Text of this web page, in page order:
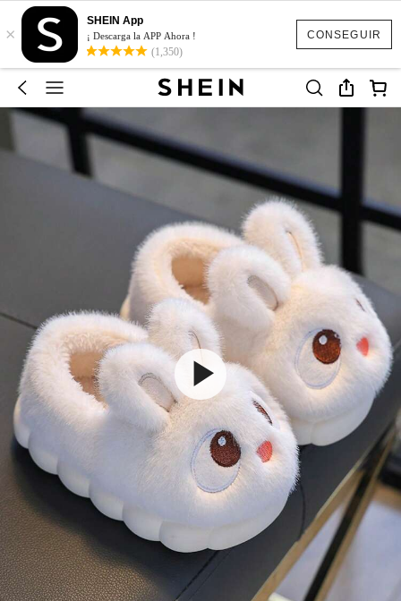
CONSEGUIR
×
SHEIN App
¡ Descarga la APP Ahora !
(1,350)